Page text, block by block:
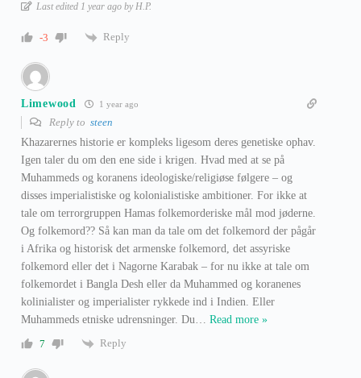
Last edited 1 year ago by H.P.
-3 Reply
Limewood 1 year ago
Reply to steen
Khazarernes historie er kompleks ligesom deres genetiske ophav.
Igen taler du om den ene side i krigen. Hvad med at se på
Muhammeds og koranens ideologiske/religiøse følgere – og
disses imperialistiske og kolonialistiske ambitioner. For ikke at
tale om terrorgruppen Hamas folkemorderiske mål mod jøderne.
Og folkemord?? Så kan man da tale om det folkemord der pågår
i Afrika og historisk det armenske folkemord, det assyriske
folkemord eller det i Nagorne Karabak – for nu ikke at tale om
folkemordet i Bangla Desh eller da Muhammed og koranenes
kolinialister og imperialister rykkede ind i Indien. Eller
Muhammeds etniske udrensninger. Du… Read more »
7
Reply